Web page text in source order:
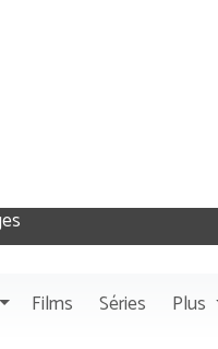
Films Séries Plus